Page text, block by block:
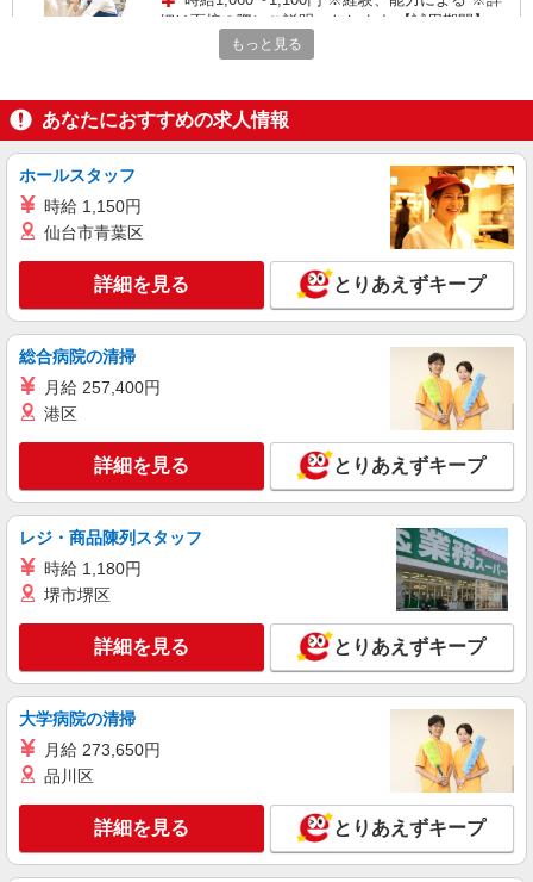
細は面接の際にご説明いたします 【試用期間】 試
用期間：有（2ヶ月） 試用期間中の労働条件：変
福岡県久留米市野中町1339
キープ 詳細を見る
パート
日本国民食株式会社 久留米市中央学校給食共同調理場（2231）
時給1,060〜1,100円 ※経験、能力による ※詳
細は面接の際にご説明いたします 【試用期間】 試
用期間：有（2ヶ月） 試用期間中の労働条件：変
福岡県久留米市野中町1339
キープ 詳細を見る
契約社員
日本国民食株式会社 久留米市中央学校給食共同調理場（2231）
給食センターの調理スタッフ
月給185,875〜245,875円 ※経験、能力による
※詳細は面接の際にご説明いたします 【給与内
訳・手当】 給食手当5,875円 【試用期間】 試用期
間：有（2ヶ月） 試用期間中の労働条件：変更な
福岡県久留米市野中町1339
詳細を見る
株式会社ベネミール 九州営業所
福祉施設での調理師
時給1350円〜1450円 ※経験・能力による 試
用期間有（３カ月）習熟度により変動 時給1350
円〜1450円 ★交通費会社規定により支給 ★昇給
プラチナ・シニアホーム久留米壱番館 厨房内
（福岡県久留米市御井旗崎3丁目2-26） ※転勤な
し／U・IターンOK
詳細を見る
もっと見る
あなたにおすすめの求人情報
ホールスタッフ
時給 1,150円
仙台市青葉区
詳細を見る とりあえずキープ
総合病院の清掃
月給 257,400円
港区
詳細を見る とりあえずキープ
レジ・商品陳列スタッフ
時給 1,180円
堺市堺区
詳細を見る とりあえずキープ
大学病院の清掃
月給 273,650円
品川区
詳細を見る とりあえずキープ